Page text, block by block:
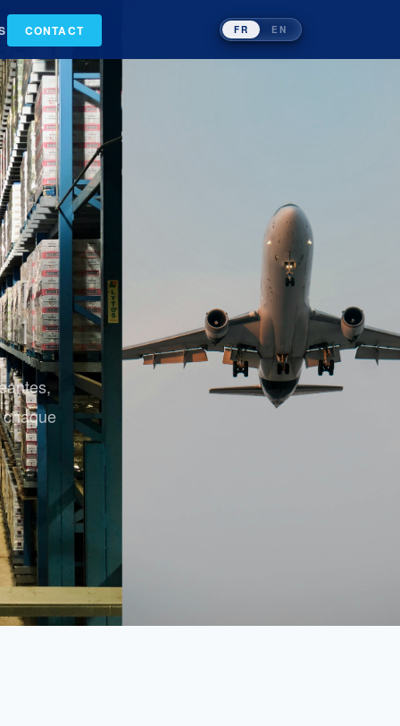
CONTACT FR EN